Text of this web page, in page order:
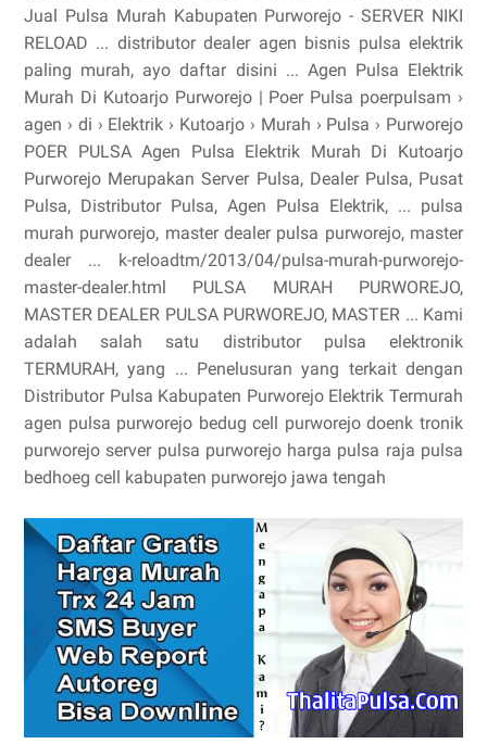
Jual Pulsa Murah Kabupaten Purworejo - SERVER NIKI
RELOAD ... distributor dealer agen bisnis pulsa elektrik
paling murah, ayo daftar disini ... Agen Pulsa Elektrik
Murah Di Kutoarjo Purworejo | Poer Pulsa poerpulsam ›
agen › di › Elektrik › Kutoarjo › Murah › Pulsa › Purworejo
POER PULSA Agen Pulsa Elektrik Murah Di Kutoarjo
Purworejo Merupakan Server Pulsa, Dealer Pulsa, Pusat
Pulsa, Distributor Pulsa, Agen Pulsa Elektrik, ... pulsa
murah purworejo, master dealer pulsa purworejo, master
dealer ... k-reloadtm/2013/04/pulsa-murah-purworejo-
master-dealer.html PULSA MURAH PURWOREJO,
MASTER DEALER PULSA PURWOREJO, MASTER ... Kami
adalah salah satu distributor pulsa elektronik
TERMURAH, yang ... Penelusuran yang terkait dengan
Distributor Pulsa Kabupaten Purworejo Elektrik Termurah
agen pulsa purworejo bedug cell purworejo doenk tronik
purworejo server pulsa purworejo harga pulsa raja pulsa
bedhoeg cell kabupaten purworejo jawa tengah